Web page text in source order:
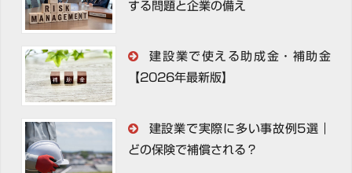
する問題と企業の備え
建設業で使える助成金・補助金
【2026年最新版】
建設業で実際に多い事故例5選｜
どの保険で補償される？